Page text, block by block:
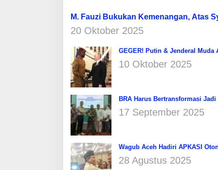
M. Fauzi Bukukan Kemenangan, Atas
20 Oktober 2025
GEGER! Putin & Jenderal
10 Oktober 2025
BRA Harus Bertransformasi
17 September 2025
Wagub Aceh Hadiri APKASI
28 Agustus 2025